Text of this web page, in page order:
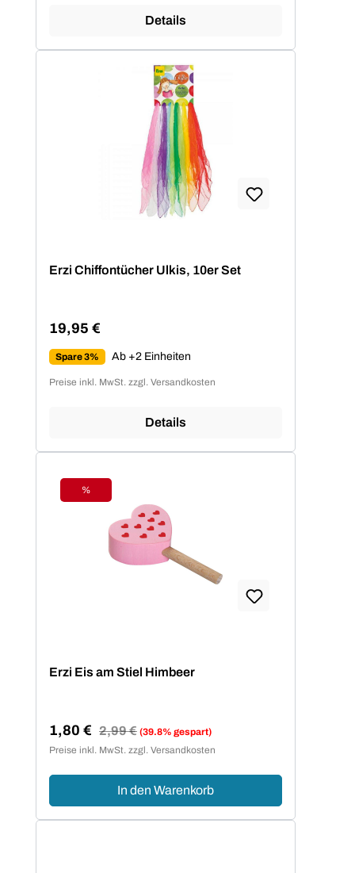
Details
Erzi Chiffontücher Ulkis, 10er Set
Regulärer Preis:
19,95 €
Spare 3% Ab +2 Einheiten
Preise inkl. MwSt. zzgl. Versandkosten
Details
Rabatt
%
Erzi Eis am Stiel Himbeer
Verkaufspreis:
1,80 € Regulärer Preis:
2,99 € (39.8% gespart)
Preise inkl. MwSt. zzgl. Versandkosten
In den Warenkorb